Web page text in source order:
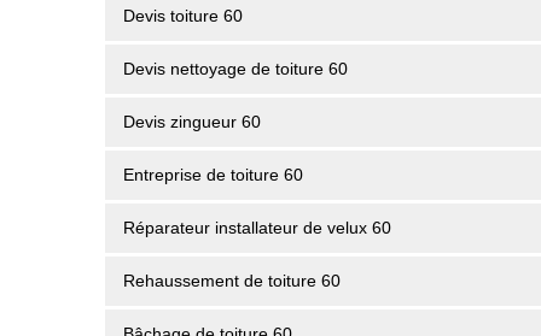
Devis toiture 60
Devis nettoyage de toiture 60
Devis zingueur 60
Entreprise de toiture 60
Réparateur installateur de velux 60
Rehaussement de toiture 60